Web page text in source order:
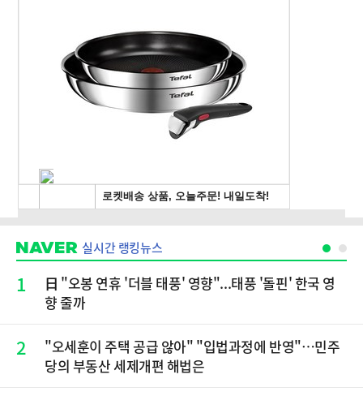
실시간 랭킹뉴스
1
日 "오봉 연휴 '더블 태풍' 영향"...태풍 '돌핀' 한국 영
향 줄까
2
"오세훈이 주택 공급 않아" "입법과정에 반영"…민주
당의 부동산 세제개편 해법은